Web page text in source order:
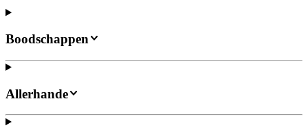
Boodschappen
Allerhande